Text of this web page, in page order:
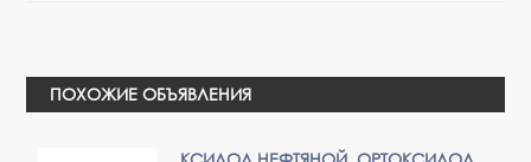
ПОХОЖИЕ ОБЪЯВЛЕНИЯ